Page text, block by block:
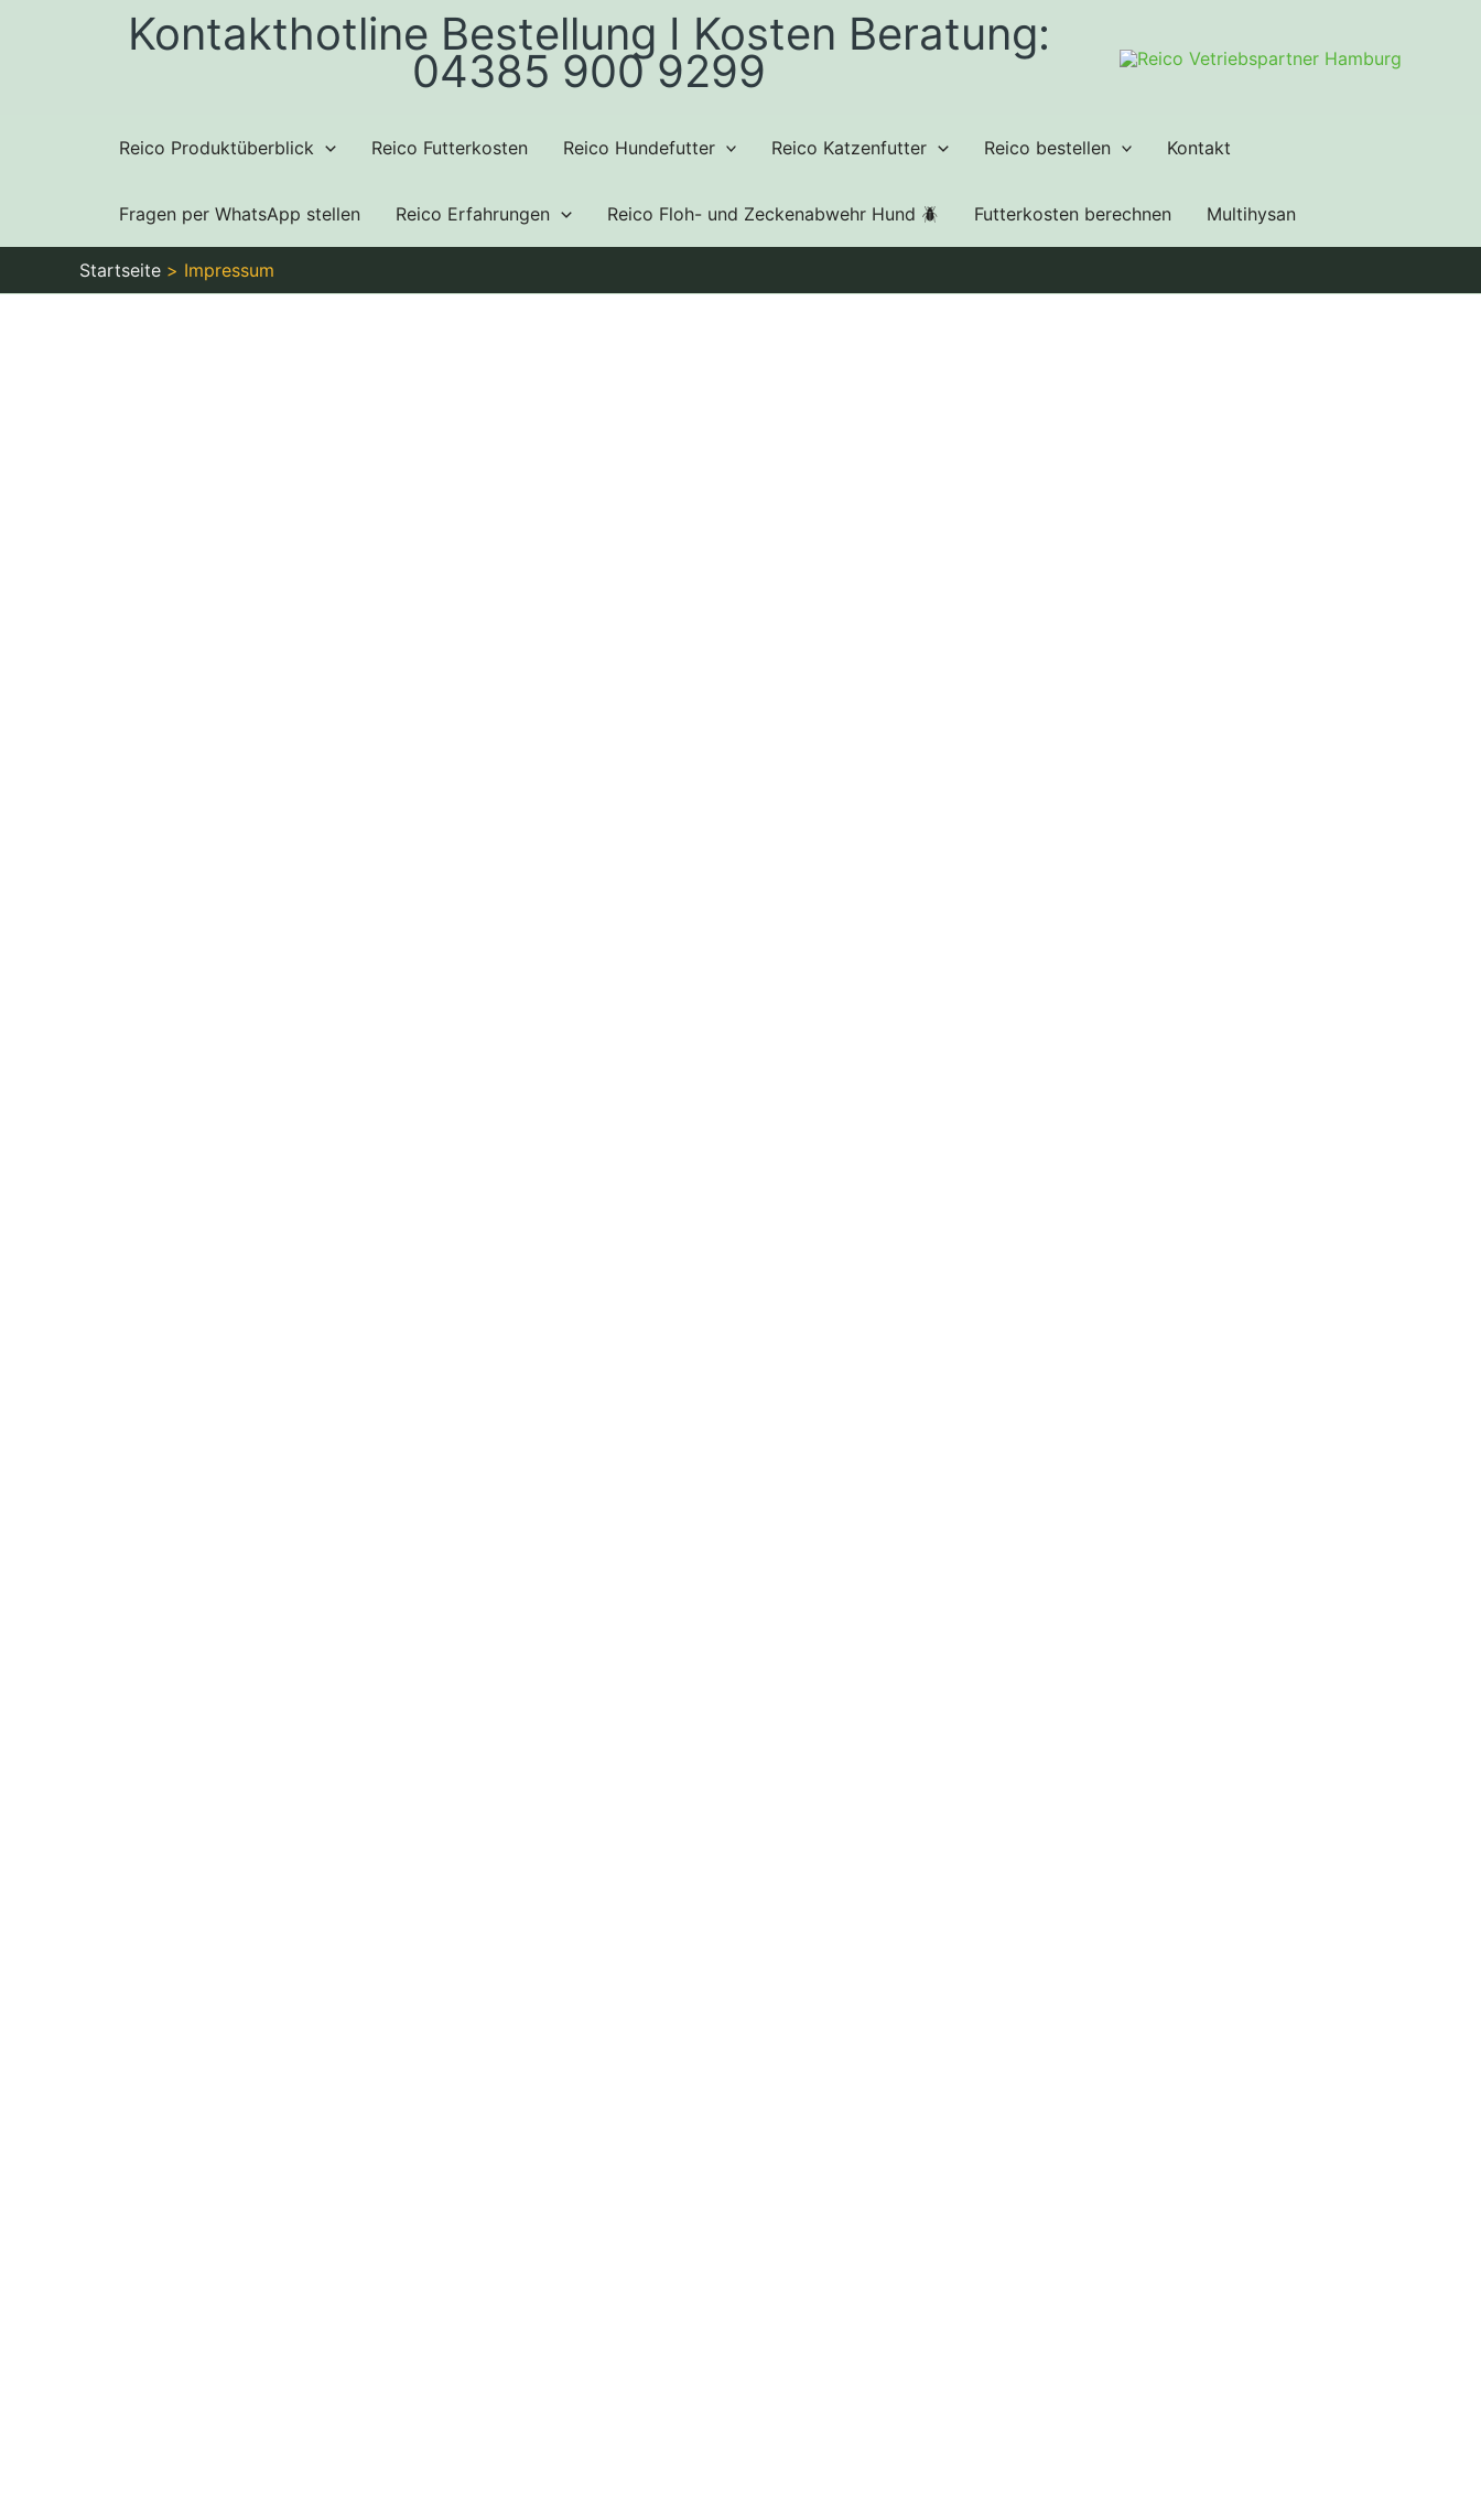
Kontakthotline Bestellung I Kosten Beratung:
04385 900 9299
Reico Produktüberblick Reico Futterkosten Reico Hundefutter Reico Katzenfutter Reico bestellen Kontakt
Fragen per WhatsApp stellen Reico Erfahrungen Reico Floh- und Zeckenabwehr Hund 🪲 Futterkosten berechnen Multihysan
Startseite Impressum